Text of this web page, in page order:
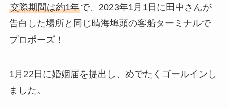
交際期間は約1年で、2023年1月1日に田中さんが
告白した場所と同じ晴海埠頭の客船ターミナルで
プロポーズ！
1月22日に婚姻届を提出し、めでたくゴールインし
ました。